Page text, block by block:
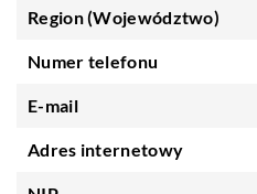
Region (Województwo)
Numer telefonu
E-mail
Adres internetowy